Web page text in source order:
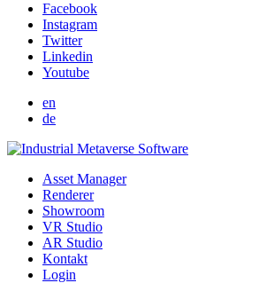
Facebook
Instagram
Twitter
Linkedin
Youtube
en
de
Asset Manager
Renderer
Showroom
VR Studio
AR Studio
Kontakt
Login